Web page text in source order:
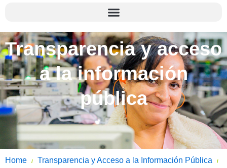
Transparencia y acceso
a la información
pública
Home / Transparencia y Acceso a la Información Pública /